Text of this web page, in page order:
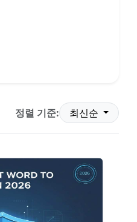
정렬 기준: 최신순